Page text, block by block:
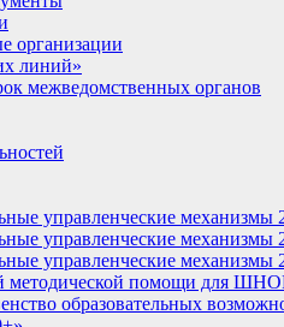
организации
линий»
межведомственных органов
управленческие механизмы
управленческие механизмы
управленческие механизмы
методической помощи для
образовательных